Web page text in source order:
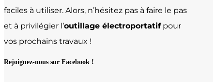
faciles à utiliser. Alors, n’hésitez pas à faire le pas
et à privilégier l’outillage électroportatifpour
vos prochains travaux !
Rejoignez-nous sur Facebook !